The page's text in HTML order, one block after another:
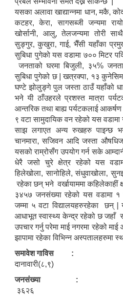
यसका अलावा खाद्यान्नमा धान, मकै,
कटहर, केरा, सागसब्जी जन्यमा
खोर्सानी, आलु, तेलजन्यमा तोरी
सुङ्गुर, कुखुरा, गाई, भैँसी यहाँका
सुबिधा पुगेको यस वडामा ७०० मिटर
जनताको घरमा बिजुली, ३५%
सुबिधा पुगेको छ | खत्रक्पा, १३
घण्टे झोलुङ्गे पुल जस्ता ठाउँ यहाँको
भने यी ठाँउहरले प्रशस्त मात्रा
आन्तरिक तथा बाह्य पर्यटकलाई आकर्षण
९ वटा सामुदायिक वन रहेको यस
साझ लगाएत अन्य रुखहरु पाइन्छ भने
चानमारा, सजिवन आदि जस्ता
यसको राम्रोसँग उपयोग गर्न सके
धेरै जसो चुरे क्षेत्र रहेको यस
हिलेखोला, सानोहिले, संधुवाखोला,
रहेका छन् भने वर्खायाममा कहिलेकाहीं
३४५७ जनसंख्या रहेको यस वडामा १
जम्मा ५ वटा विद्यालयहरुरहेका छन् |
आधाभूत स्वास्थ्य केन्द्र रहेको छ जहाँ
उपचार गर्नु परेमा माई नगरमा रहेको
झापामा रहेका विभिन्न अस्पतालहरुमा
समावेश गाविस :
दानावारी(८,९)
जनसंख्या :
३६२६